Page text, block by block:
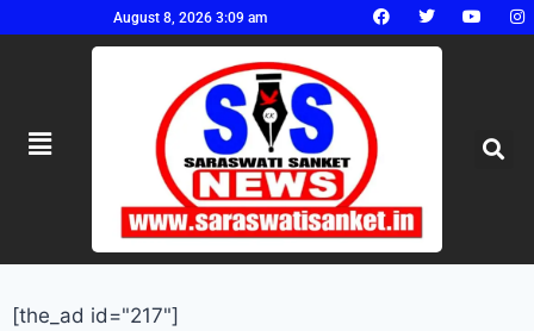
August 8, 2026 3:09 am
[the_ad id="217"]